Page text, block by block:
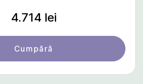
4.714 lei
Cumpără